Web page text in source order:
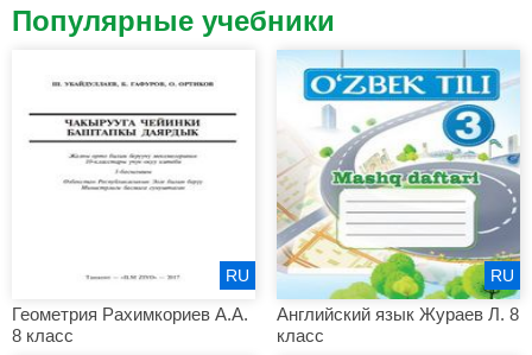
Популярные учебники
Геометрия Рахимкориев А.А.
8 класс
RU
Английский язык Жураев Л. 8
класс
RU